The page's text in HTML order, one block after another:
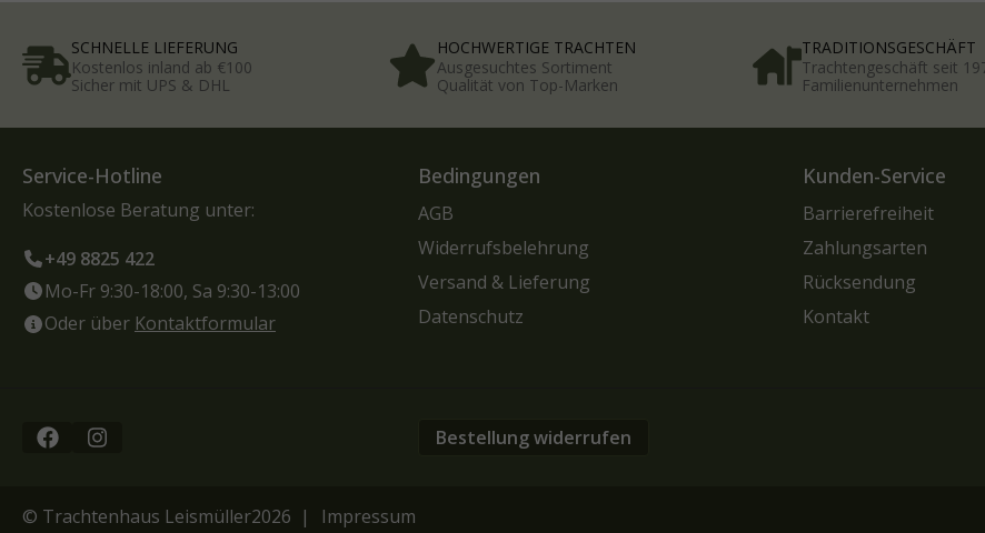
SCHNELLE LIEFERUNG
Kostenlos inland ab €100
Sicher mit UPS & DHL
HOCHWERTIGE TRACHTEN
Ausgesuchtes Sortiment
Qualität von Top-Marken
TRADITIONSGESCHÄFT
Trachtengeschäft seit
Familienunternehmen
Service-Hotline
Kostenlose Beratung unter:
+49 8825 422
Mo-Fr 9:30-18:00, Sa 9:30-13:00
Oder über Kontaktformular
Bedingungen
AGB
Widerrufsbelehrung
Versand & Lieferung
Datenschutz
Kunden-Service
Barrierefreiheit
Zahlungsarten
Rücksendung
Kontakt
Bestellung widerrufen
© Trachtenhaus Leismüller2026 | Impressum